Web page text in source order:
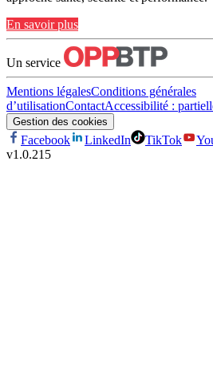
En savoir plus
Un service
Mentions légalesConditions générales
d’utilisationContactAccessibilité :
Gestion des cookies
Facebook LinkedIn TikTok
v1.0.215